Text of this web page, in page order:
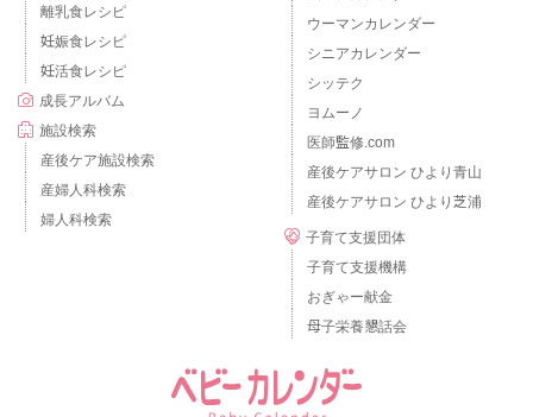
離乳食レシピ
妊娠食レシピ
妊活食レシピ
成長アルバム
施設検索
産後ケア施設検索
産婦人科検索
婦人科検索
ウーマンカレンダー
シニアカレンダー
シッテク
ヨムーノ
医師監修.com
産後ケアサロン ひより青山
産後ケアサロン ひより芝浦
子育て支援団体
子育て支援機構
おぎゃー献金
母子栄養懇話会